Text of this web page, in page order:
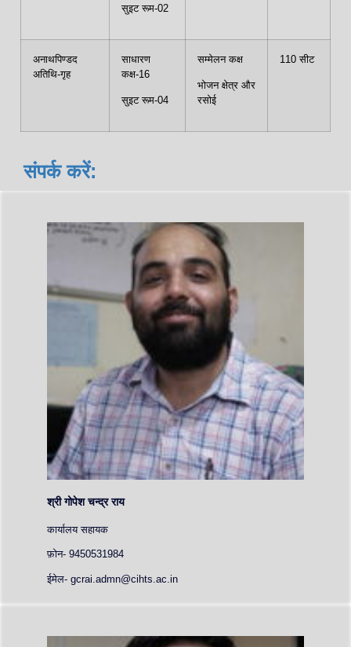
सुइट रूम-02
अनाथपिण्डद
अतिथि-गृह
साधारण
कक्ष-16
सुइट रूम-04
सम्मेलन कक्ष
भोजन क्षेत्र और
रसोई
110 सीट
संपर्क करें:
श्री गोपेश चन्द्र राय
कार्यालय सहायक
फ़ोन- 9450531984
ईमेल- gcrai.admn@cihts.ac.in